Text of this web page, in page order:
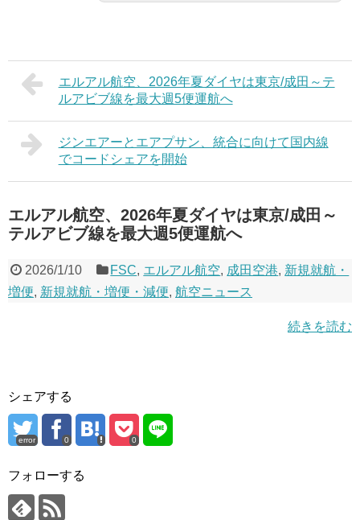
エルアル航空、2026年夏ダイヤは東京/成田～テ
ルアビブ線を最大週5便運航へ
ジンエアーとエアプサン、統合に向けて国内線
でコードシェアを開始
エルアル航空、2026年夏ダイヤは東京/成田～
テルアビブ線を最大週5便運航へ
2026/1/10 FSC, エルアル航空, 成田空港, 新規就航・
増便, 新規就航・増便・減便, 航空ニュース
続きを読む
シェアする
error 0 0
フォローする